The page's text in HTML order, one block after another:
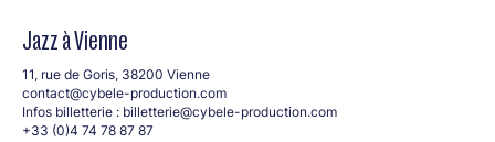
Jazz à Vienne
11, rue de Goris, 38200 Vienne
contact@cybele-production.com
Infos billetterie : billetterie@cybele-production.com
+33 (0)4 74 78 87 87